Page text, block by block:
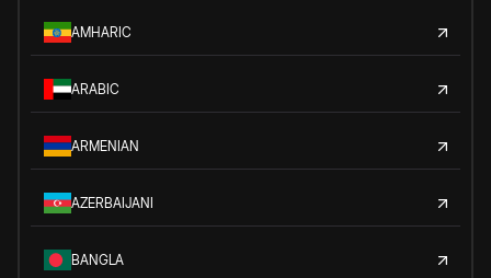
AMHARIC
ARABIC
ARMENIAN
AZERBAIJANI
BANGLA